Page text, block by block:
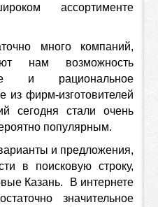
ассортименте
много компаний,
нам возможность
и рациональное
из фирм-изготовителей
сегодня стали очень
популярным.
и предложения,
в поисковую строку,
Казань. В интернете
значительное